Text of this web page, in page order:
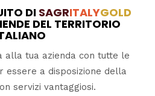
DI SAGRITALYGOLD
DEL TERRITORIO
alla tua azienda con tutte le
essere a disposizione della
servizi vantaggiosi.